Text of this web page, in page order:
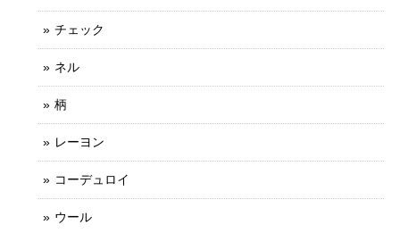
チェック
ネル
柄
レーヨン
コーデュロイ
ウール